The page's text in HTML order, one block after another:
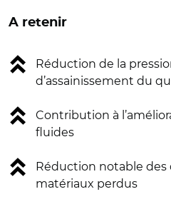
A retenir
Réduction de la
d’assainissement du
Contribution à
fluides
Réduction notable des
matériaux perdus